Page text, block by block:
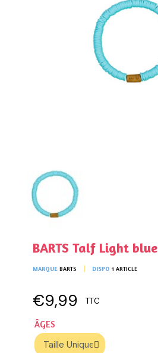
BARTS Talf Light blue
MARQUE BARTS DISPO 1 ARTICLE
€9,99 TTC
ÂGES